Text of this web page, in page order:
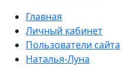
Главная
Личный кабинет
Пользователи сайта
Наталья-Луна